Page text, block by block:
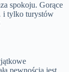
spokoju. Gorące
i tylko turystów
pewnością jest